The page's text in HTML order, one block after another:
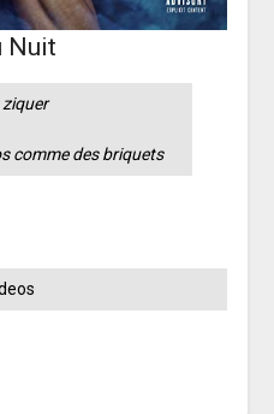
Nuit
ziquer
comme des briquets